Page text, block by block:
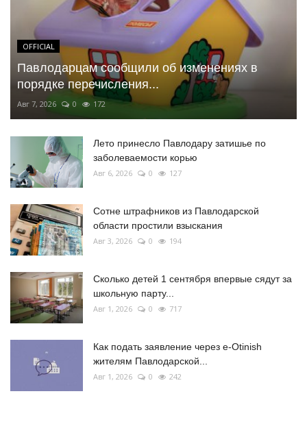
OFFICIAL
Павлодарцам сообщили об изменениях в
порядке перечисления...
Авг 7, 2026 0 172
Лето принесло Павлодару затишье по
заболеваемости корью
Авг 6, 2026 0 127
Сотне штрафников из Павлодарской
области простили взыскания
Авг 3, 2026 0 194
Сколько детей 1 сентября впервые сядут за
школьную парту...
Авг 1, 2026 0 717
Как подать заявление через e-Otinish
жителям Павлодарской...
Авг 1, 2026 0 242